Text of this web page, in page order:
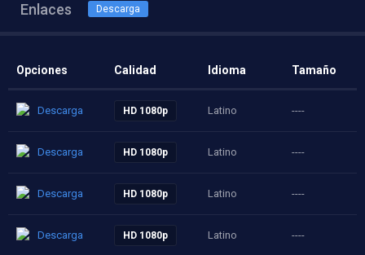
Enlaces Descarga
Opciones Calidad Idioma Tamaño
Descarga HD 1080p Latino ----
Descarga HD 1080p Latino ----
Descarga HD 1080p Latino ----
Descarga HD 1080p Latino ----